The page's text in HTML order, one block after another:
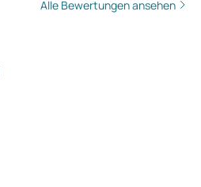
Alle Bewertungen ansehen